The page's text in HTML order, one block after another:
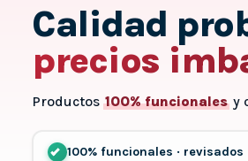
Calidad
precios
Productos 100% funcionales y
100% funcionales · revisados